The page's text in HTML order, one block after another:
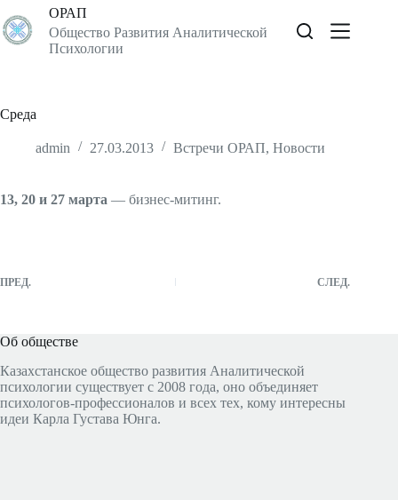
Перейти
к
сути
ОРАП
Общество Развития Аналитической
Психологии
Среда
admin 27.03.2013 Встречи ОРАП, Новости
13, 20 и 27 марта — бизнес-митинг.
ПРЕД. СЛЕД.
Об обществе
Казахстанское общество развития Аналитической
психологии существует с 2008 года, оно объединяет
психологов-профессионалов и всех тех, кому интересны
идеи Карла Густава Юнга.